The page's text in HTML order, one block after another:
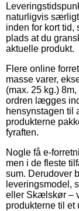
naturligvis
inden for kort tid,
plads at du
aktuelle produkt.
Flere online
masse varer,
(max. 25 kg.)
ordren lægges
hensynstagen til
produkterne
fyraften.
Nogle få e-
men i de fleste
sum. Derudover
leveringsmodel,
eller Skælskør –
produkterne til et